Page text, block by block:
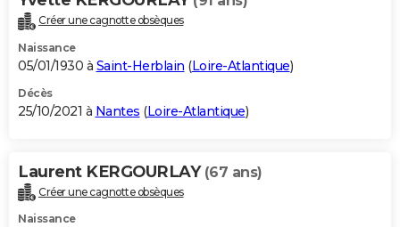
Créer une cagnotte obsèques
Naissance
05/01/1930 à Saint-Herblain (Loire-Atlantique)
Décès
25/10/2021 à Nantes (Loire-Atlantique)
Laurent KERGOURLAY (67 ans)
Créer une cagnotte obsèques
Naissance